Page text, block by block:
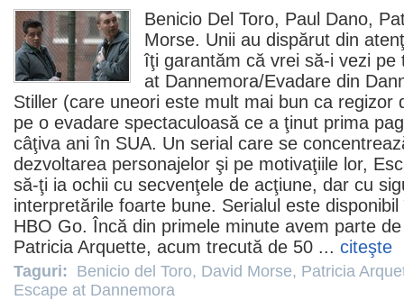
Benicio Del Toro, Paul Dano,
Morse. Unii au dispărut din
îţi garantăm că vrei să-i vezi
at Dannemora/Evadare din
Stiller (care uneori este mult mai bun ca regizor
pe o evadare spectaculoasă ce a ţinut prima
câţiva ani în SUA. Un serial care se
dezvoltarea personajelor şi pe motivaţiile lor,
să-ţi ia ochii cu secvenţele de acţiune, dar cu
interpretările foarte bune. Serialul este
HBO Go. Încă din primele minute avem parte
Patricia Arquette, acum trecută de 50 ... citeşte
Taguri: Benicio del Toro, David Morse, Patricia
Escape at Dannemora